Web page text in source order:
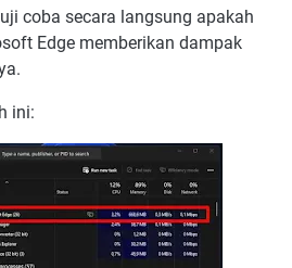
coba secara langsung apakah
Edge memberikan dampak
ini: